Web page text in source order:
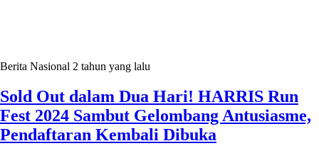
Berita Nasional 2 tahun yang lalu
Sold Out dalam Dua Hari! HARRIS Run
Fest 2024 Sambut Gelombang Antusiasme,
Pendaftaran Kembali Dibuka